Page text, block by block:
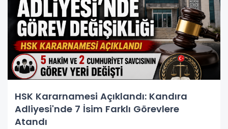
HSK Kararnamesi Açıklandı: Kandıra
Adliyesi'nde 7 İsim Farklı Görevlere
Atandı